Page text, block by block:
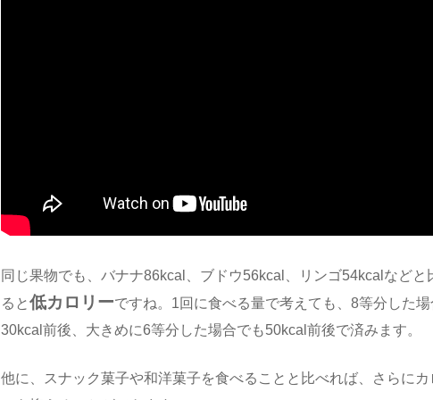
同じ果物でも、バナナ86kcal、ブドウ56kcal、リンゴ54kcalなどと
ると低カロリーですね。1回に食べる量で考えても、8等分した
30kcal前後、大きめに6等分した場合でも50kcal前後で済みます。
他に、スナック菓子や和洋菓子を食べることと比べれば、さらにカ